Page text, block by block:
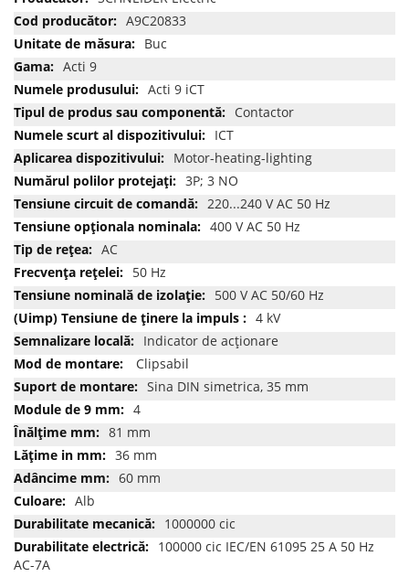
multe
informatii
A9C20833
Buc
Acti 9
Acti 9 iCT
Contactor
ICT
Motor-heating-lighting
3P; 3 NO
220...240 V AC 50 Hz
400 V AC 50 Hz
AC
50 Hz
500 V AC 50/60 Hz
4 kV
Indicator de acţionare
Clipsabil
Sina DIN simetrica, 35 mm
4
81 mm
36 mm
60 mm
Alb
1000000 cic
100000 cic IEC/EN 61095 25 A 50 Hz
AC-7A